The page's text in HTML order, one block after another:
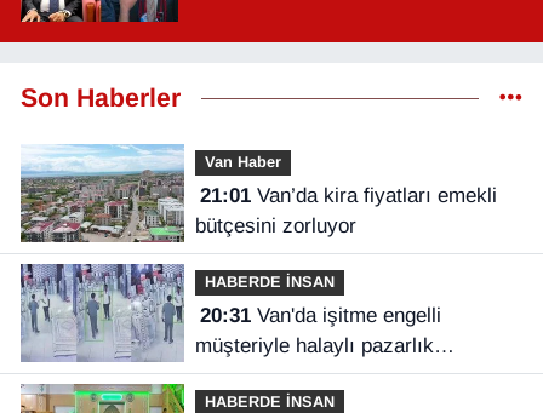
Son Haberler
Van Haber
21:01Van’da kira fiyatları emekli
bütçesini zorluyor
HABERDE İNSAN
20:31Van'da işitme engelli
müşteriyle halaylı pazarlık
gülümsetti
HABERDE İNSAN